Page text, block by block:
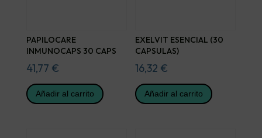
PAPILOCARE
INMUNOCAPS 30 CAPS
41,77 €
Añadir al carrito
EXELVIT ESENCIAL (30
CAPSULAS)
16,32 €
Añadir al carrito